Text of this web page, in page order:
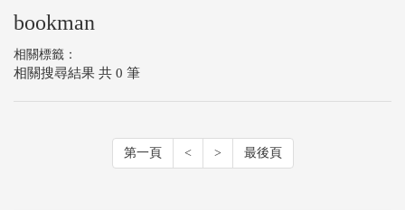
bookman
相關標籤：
相關搜尋結果 共 0 筆
第一頁 < > 最後頁